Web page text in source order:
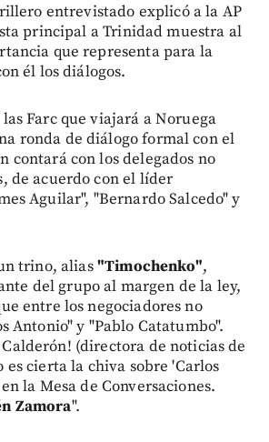
entrevistado explicó a la AP
principal a Trinidad muestra al
que representa para la
él los diálogos.
Farc que viajará a Noruega
ronda de diálogo formal con el
contará con los delegados no
de acuerdo con el líder
Aguilar", "Bernardo Salcedo" y
trino, alias"Timochenko",
del grupo al margen de la ley,
entre los negociadores no
Antonio" y "Pablo Catatumbo".
(directora de noticias de
es cierta la chiva sobre 'Carlos
la Mesa de Conversaciones.
Zamora".